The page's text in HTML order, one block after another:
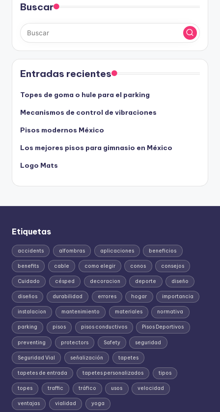
Buscar
Entradas recientes
Topes de goma o hule para el parking
Mecanismos de control de vibraciones
Pisos modernos México
Los mejores pisos para gimnasio en México
Logo Mats
Etiquetas
accidents alfombras aplicaciones beneficios
benefits cable como elegir conos consejos
Cuidado césped decoracion deporte diseño
diseños durabilidad errores hogar importancia
instalacion mantenimiento materiales normativa
parking pisos pisos conductivos Pisos Deportivos
preventing protectors Safety seguridad
Seguridad Vial señalización tapetes
tapetes de entrada tapetes personalizados tipos
topes traffic tráfico usos velocidad
ventajas vialidad yoga